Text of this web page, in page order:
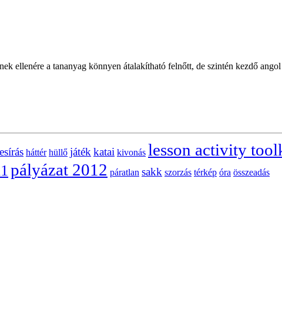
ellenére a tananyag könnyen átalakítható felnőtt, de szintén kezdő
háttér hüllő játék katai kivonás lesson activity
pályázat 2012 páratlan sakk szorzás térkép óra összeadás